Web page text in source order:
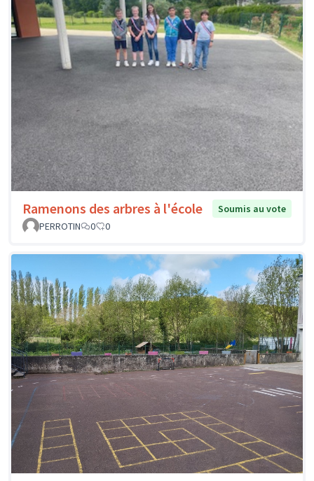
Ramenons des arbres à l'école
Soumis au vote
PERROTIN
0 0